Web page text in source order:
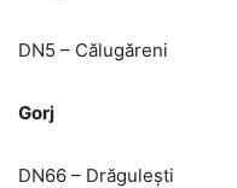
DN5 – Călugăreni
Gorj
DN66 – Drăgulești